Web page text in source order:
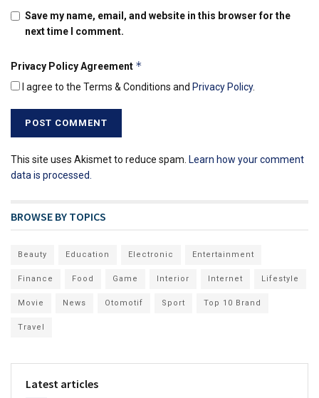
Save my name, email, and website in this browser for the
next time I comment.
Privacy Policy Agreement *
I agree to the Terms & Conditions and Privacy Policy.
This site uses Akismet to reduce spam. Learn how your comment
data is processed.
BROWSE BY TOPICS
Beauty Education Electronic Entertainment
Finance Food Game Interior Internet Lifestyle
Movie News Otomotif Sport Top 10 Brand
Travel
Latest articles